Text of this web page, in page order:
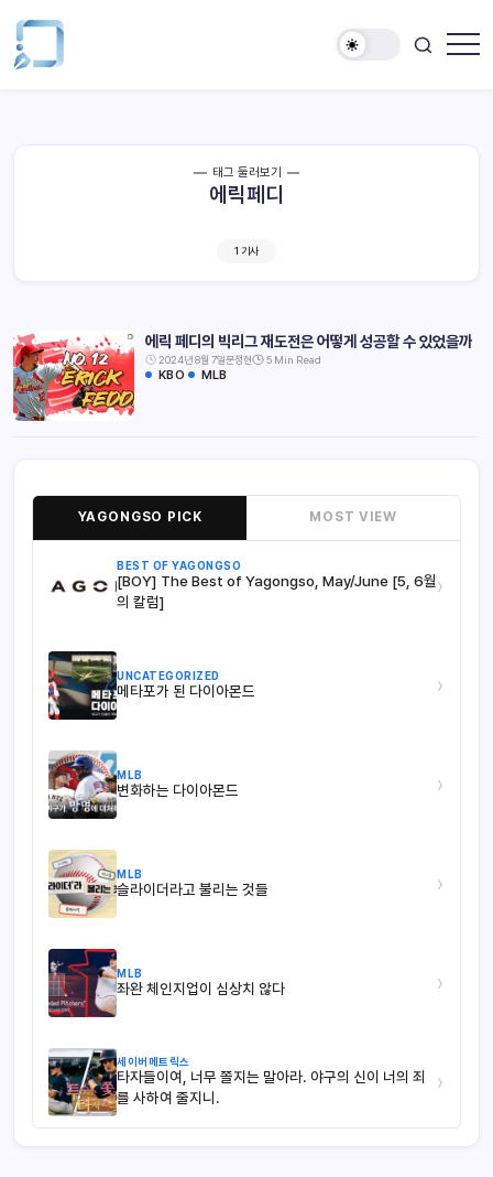
태그 둘러보기
에릭페디
1 기사
에릭 페디의 빅리그 재도전은 어떻게 성공할 수 있었을까
2024년 8월 7일문정현 5 Min Read
KBO MLB
YAGONGSO PICK MOST VIEW
BEST OF YAGONGSO
[BOY] The Best of Yagongso, May/June [5, 6월
의 칼럼]
›
UNCATEGORIZED
메타포가 된 다이아몬드 ›
MLB
변화하는 다이아몬드 ›
MLB
슬라이더라고 불리는 것들 ›
MLB
좌완 체인지업이 심상치 않다 ›
세이버메트릭스
타자들이여, 너무 쫄지는 말아라. 야구의 신이 너의 죄
를 사하여 줄지니.
›